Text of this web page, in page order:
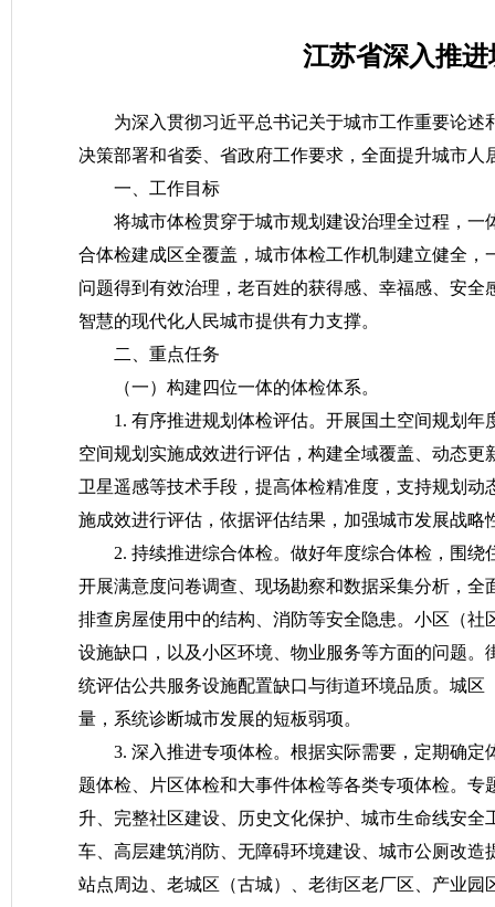
江苏省深入推
为深入贯彻习近平总书记关于城市工作重要论
决策部署和省委、省政府工作要求，全面提升城市
一、工作目标
将城市体检贯穿于城市规划建设治理全过程，
合体检建成区全覆盖，城市体检工作机制建立健全
问题得到有效治理，老百姓的获得感、幸福感、安
智慧的现代化人民城市提供有力支撑。
二、重点任务
（一）构建四位一体的体检体系。
1. 有序推进规划体检评估。开展国土空间规划
空间规划实施成效进行评估，构建全域覆盖、动态
卫星遥感等技术手段，提高体检精准度，支持规划
施成效进行评估，依据评估结果，加强城市发展战略
2. 持续推进综合体检。做好年度综合体检，围
开展满意度问卷调查、现场勘察和数据采集分析，
排查房屋使用中的结构、消防等安全隐患。小区（
设施缺口，以及小区环境、物业服务等方面的问题
统评估公共服务设施配置缺口与街道环境品质。城
量，系统诊断城市发展的短板弱项。
3. 深入推进专项体检。根据实际需要，定期确
题体检、片区体检和大事件体检等各类专项体检。
升、完整社区建设、历史文化保护、城市生命线安
车、高层建筑消防、无障碍环境建设、城市公厕改
站点周边、老城区（古城）、老街区老厂区、产业